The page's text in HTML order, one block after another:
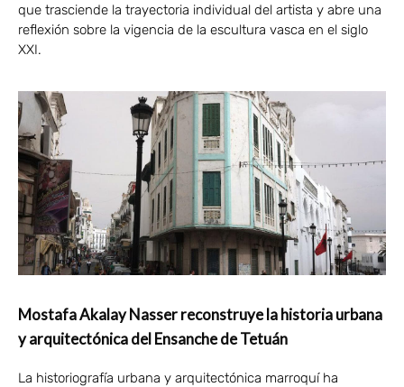
que trasciende la trayectoria individual del artista y abre una
reflexión sobre la vigencia de la escultura vasca en el siglo
XXI.
Mostafa Akalay Nasser reconstruye la historia urbana
y arquitectónica del Ensanche de Tetuán
La historiografía urbana y arquitectónica marroquí ha